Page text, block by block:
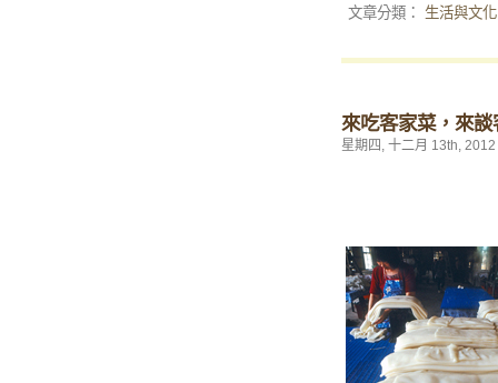
文章分類： 生活與文化
來吃客家菜，來談
星期四, 十二月 13th, 2012